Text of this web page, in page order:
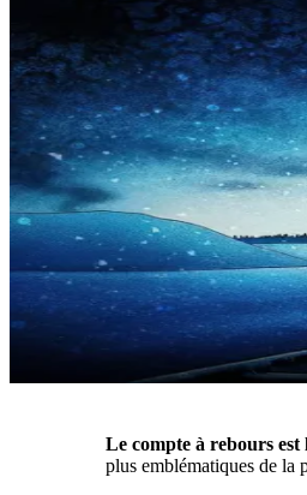
Le compte à rebours
plus emblématiques de la